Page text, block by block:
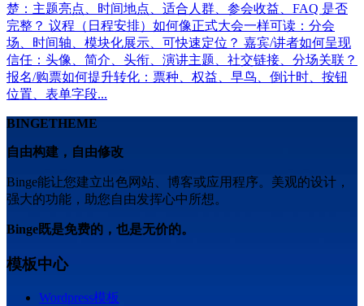
楚：主题亮点、时间地点、适合人群、参会收益、FAQ 是否
完整？ 议程（日程安排）如何像正式大会一样可读：分会
场、时间轴、模块化展示、可快速定位？ 嘉宾/讲者如何呈现
信任：头像、简介、头衔、演讲主题、社交链接、分场关联？
报名/购票如何提升转化：票种、权益、早鸟、倒计时、按钮
位置、表单字段...
BINGETHEME
自由构建，自由修改
Binge能让您建立出色网站、博客或应用程序。美观的设计，
强大的功能，助您自由发挥心中所想。
Binge既是免费的，也是无价的。
模板中心
Wordpress模板